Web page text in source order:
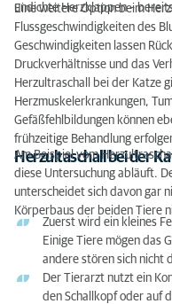
undichte Herzklappen –
Eine weitere Option beim
Flussgeschwindigkeiten des
Geschwindigkeiten lassen
Druckverhältnisse und das
Herzultraschall bei der Katze
Herzmuskelerkrankungen,
Gefäßfehlbildungen können
frühzeitige Behandlung
Herzultaschall bei der
Am Beispiel vom
diese Untersuchung abläuft.
unterscheidet sich davon gar
Körperbaus der beiden Tiere
Zuerst wird ein kleines
Einige Tiere mögen das
andere stören sich nicht
Der Tierarzt nutzt ein
den Schallkopf oder auf